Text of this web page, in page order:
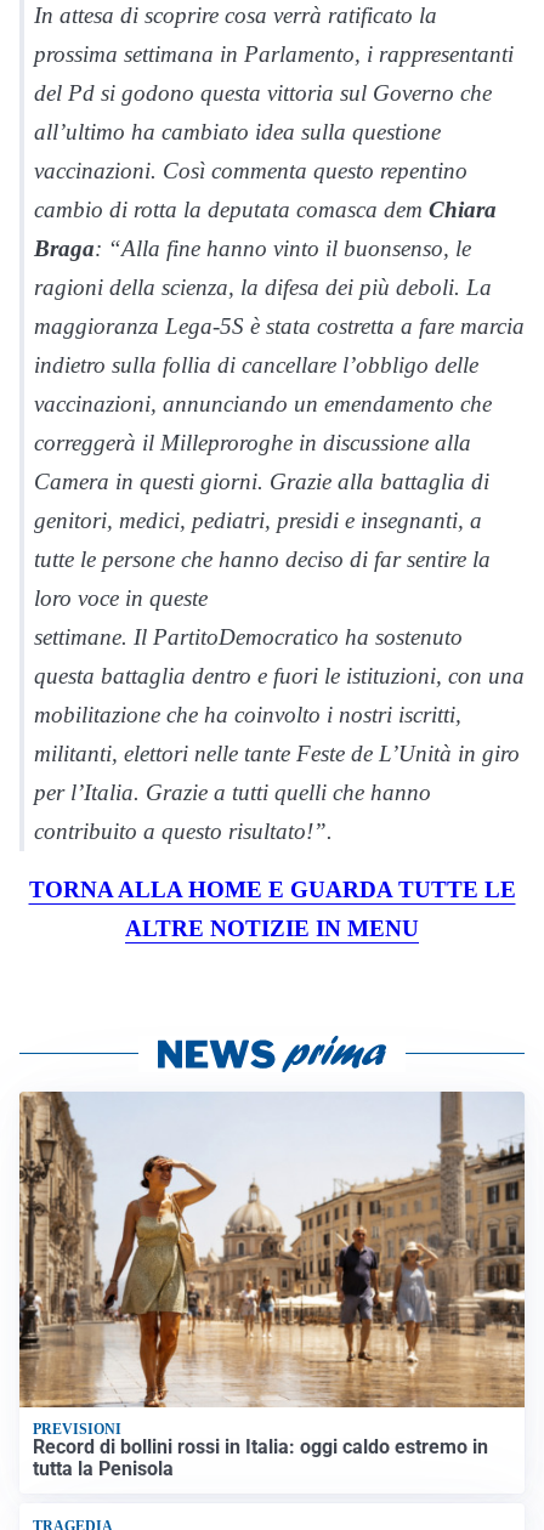
In attesa di scoprire cosa verrà ratificato la
prossima settimana in Parlamento, i rappresentanti
del Pd si godono questa vittoria sul Governo che
all’ultimo ha cambiato idea sulla questione
vaccinazioni. Così commenta questo repentino
cambio di rotta la deputata comasca dem Chiara
Braga: “Alla fine hanno vinto il buonsenso, le
ragioni della scienza, la difesa dei più deboli. La
maggioranza Lega-5S è stata costretta a fare marcia
indietro sulla follia di cancellare l’obbligo delle
vaccinazioni, annunciando un emendamento che
correggerà il Milleproroghe in discussione alla
Camera in questi giorni. Grazie alla battaglia di
genitori, medici, pediatri, presidi e insegnanti, a
tutte le persone che hanno deciso di far sentire la
loro voce in queste
settimane. Il PartitoDemocratico ha sostenuto
questa battaglia dentro e fuori le istituzioni, con una
mobilitazione che ha coinvolto i nostri iscritti,
militanti, elettori nelle tante Feste de L’Unità in giro
per l’Italia. Grazie a tutti quelli che hanno
contribuito a questo risultato!”.
TORNA ALLA HOME E GUARDA TUTTE LE
ALTRE NOTIZIE IN MENU
PREVISIONI
Record di bollini rossi in Italia: oggi caldo estremo in
tutta la Penisola
TRAGEDIA